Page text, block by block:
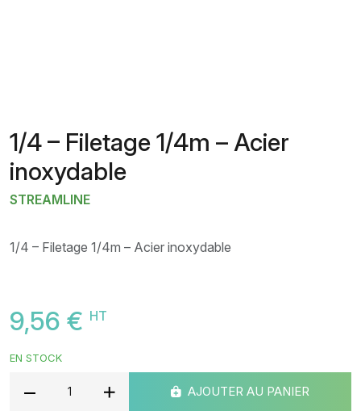
1/4 – Filetage 1/4m – Acier
inoxydable
STREAMLINE
1/4 – Filetage 1/4m – Acier inoxydable
9,56 € HT
EN STOCK
AJOUTER AU PANIER